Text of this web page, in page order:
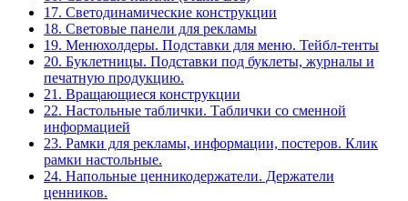
17. Светодинамические конструкции
18. Световые панели для рекламы
19. Менюхолдеры. Подставки для меню. Тейбл-тенты
20. Буклетницы. Подставки под буклеты, журналы и
печатную продукцию.
21. Вращающиеся конструкции
22. Настольные таблички. Таблички со сменной
информацией
23. Рамки для рекламы, информации, постеров. Клик
рамки настольные.
24. Напольные ценникодержатели. Держатели
ценников.